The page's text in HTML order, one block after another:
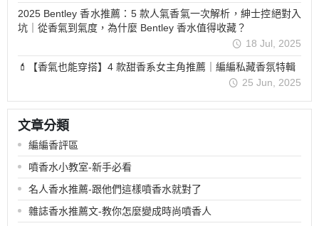
2025 Bentley 香水推薦：5 款人氣香氣一次解析，紳士控絕對入
坑｜從香氣到氣度，為什麼 Bentley 香水值得收藏？
18 Jul, 2025
💄【香氣也能穿搭】4 款甜香系女主角推薦｜編編私藏香氛特輯
25 Jun, 2025
文章分類
編編香評區
噴香水小教室-新手必看
名人香水推薦-跟他們這樣噴香水就對了
雜誌香水推薦文-教你怎麼變成時尚噴香人